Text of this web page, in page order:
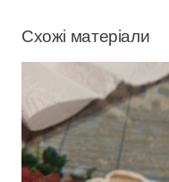
Схожі матеріали